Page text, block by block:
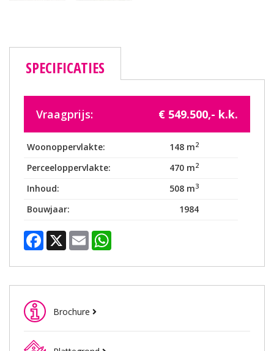
SPECIFICATIES
Vraagprijs: € 549.500,- k.k.
Woonoppervlakte: 148 m2
Perceeloppervlakte: 470 m2
Inhoud: 508 m3
Bouwjaar: 1984
Facebook
X Email
Brochure